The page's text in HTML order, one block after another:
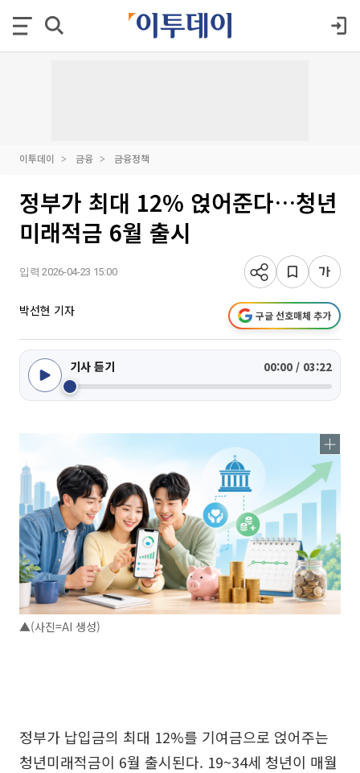
이투데이 금융 금융정책
정부가 최대 12% 얹어준다…청년
미래적금 6월 출시
입력 2026-04-23 15:00
박선현 기자 구글 선호매체 추가
기사 듣기 00:00 / 03:22
▲(사진=AI 생성)
정부가 납입금의 최대 12%를 기여금으로 얹어주는
청년미래적금이 6월 출시된다. 19~34세 청년이 매월